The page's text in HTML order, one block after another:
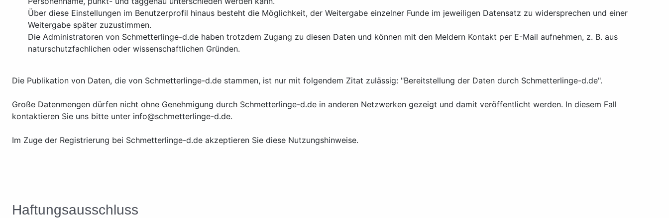
Über diese Einstellungen im Benutzerprofil hinaus besteht die Möglichkeit, der Weitergabe einzelner Funde im jeweiligen Datensatz zu widersprechen und einer
Weitergabe später zuzustimmen.
Die Administratoren von Schmetterlinge-d.de haben trotzdem Zugang zu diesen Daten und können mit den Meldern Kontakt per E-Mail aufnehmen, z. B. aus
naturschutzfachlichen oder wissenschaftlichen Gründen.
Die Publikation von Daten, die von Schmetterlinge-d.de stammen, ist nur mit folgendem Zitat zulässig: "Bereitstellung der Daten durch Schmetterlinge-d.de".
Große Datenmengen dürfen nicht ohne Genehmigung durch Schmetterlinge-d.de in anderen Netzwerken gezeigt und damit veröffentlicht werden. In diesem Fall
kontaktieren Sie uns bitte unter info@schmetterlinge-d.de.
Im Zuge der Registrierung bei Schmetterlinge-d.de akzeptieren Sie diese Nutzungshinweise.
Haftungsausschluss